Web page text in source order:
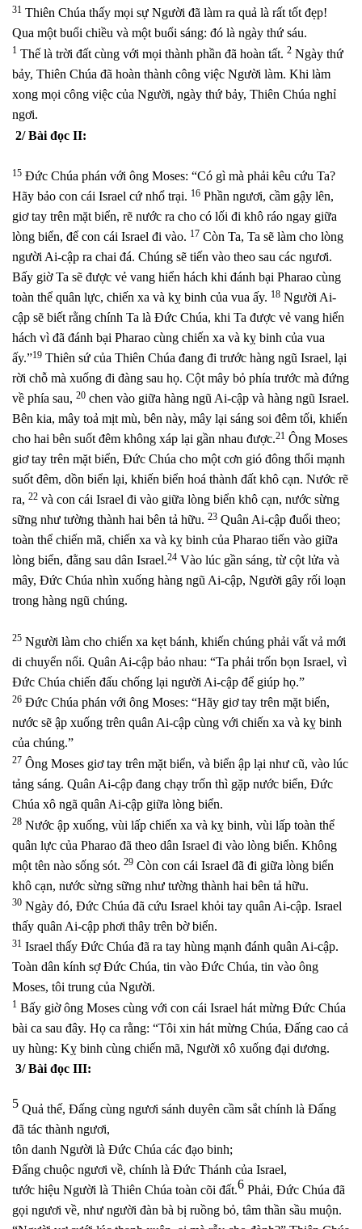
31 Thiên Chúa thấy mọi sự Người đã làm ra quả là rất tốt đẹp!
Qua một buổi chiều và một buổi sáng: đó là ngày thứ sáu.
1 Thế là trời đất cùng với mọi thành phần đã hoàn tất. 2 Ngày thứ
bảy, Thiên Chúa đã hoàn thành công việc Người làm. Khi làm
xong mọi công việc của Người, ngày thứ bảy, Thiên Chúa nghỉ
ngơi.
2/ Bài đọc II:
15 Đức Chúa phán với ông Moses: “Có gì mà phải kêu cứu Ta?
Hãy bảo con cái Israel cứ nhổ trại. 16 Phần ngươi, cầm gậy lên,
giơ tay trên mặt biển, rẽ nước ra cho có lối đi khô ráo ngay giữa
lòng biển, để con cái Israel đi vào. 17 Còn Ta, Ta sẽ làm cho lòng
người Ai-cập ra chai đá. Chúng sẽ tiến vào theo sau các ngươi.
Bấy giờ Ta sẽ được vẻ vang hiển hách khi đánh bại Pharao cùng
toàn thể quân lực, chiến xa và kỵ binh của vua ấy. 18 Người Ai-
cập sẽ biết rằng chính Ta là Đức Chúa, khi Ta được vẻ vang hiển
hách vì đã đánh bại Pharao cùng chiến xa và kỵ binh của vua
ấy.”19 Thiên sứ của Thiên Chúa đang đi trước hàng ngũ Israel, lại
rời chỗ mà xuống đi đàng sau họ. Cột mây bỏ phía trước mà đứng
về phía sau, 20 chen vào giữa hàng ngũ Ai-cập và hàng ngũ Israel.
Bên kia, mây toả mịt mù, bên này, mây lại sáng soi đêm tối, khiến
cho hai bên suốt đêm không xáp lại gần nhau được.21 Ông Moses
giơ tay trên mặt biển, Đức Chúa cho một cơn gió đông thổi mạnh
suốt đêm, dồn biển lại, khiến biển hoá thành đất khô cạn. Nước rẽ
ra, 22 và con cái Israel đi vào giữa lòng biển khô cạn, nước sừng
sững như tường thành hai bên tả hữu. 23 Quân Ai-cập đuổi theo;
toàn thể chiến mã, chiến xa và kỵ binh của Pharao tiến vào giữa
lòng biển, đằng sau dân Israel.24 Vào lúc gần sáng, từ cột lửa và
mây, Đức Chúa nhìn xuống hàng ngũ Ai-cập, Người gây rối loạn
trong hàng ngũ chúng.
25 Người làm cho chiến xa kẹt bánh, khiến chúng phải vất vả mới
di chuyển nổi. Quân Ai-cập bảo nhau: “Ta phải trốn bọn Israel, vì
Đức Chúa chiến đấu chống lại người Ai-cập để giúp họ.”
26 Đức Chúa phán với ông Moses: “Hãy giơ tay trên mặt biển,
nước sẽ ập xuống trên quân Ai-cập cùng với chiến xa và kỵ binh
của chúng.”
27 Ông Moses giơ tay trên mặt biển, và biển ập lại như cũ, vào lúc
tảng sáng. Quân Ai-cập đang chạy trốn thì gặp nước biển, Đức
Chúa xô ngã quân Ai-cập giữa lòng biển.
28 Nước ập xuống, vùi lấp chiến xa và kỵ binh, vùi lấp toàn thể
quân lực của Pharao đã theo dân Israel đi vào lòng biển. Không
một tên nào sống sót. 29 Còn con cái Israel đã đi giữa lòng biển
khô cạn, nước sừng sững như tường thành hai bên tả hữu.
30 Ngày đó, Đức Chúa đã cứu Israel khỏi tay quân Ai-cập. Israel
thấy quân Ai-cập phơi thây trên bờ biển.
31 Israel thấy Đức Chúa đã ra tay hùng mạnh đánh quân Ai-cập.
Toàn dân kính sợ Đức Chúa, tin vào Đức Chúa, tin vào ông
Moses, tôi trung của Người.
1 Bấy giờ ông Moses cùng với con cái Israel hát mừng Đức Chúa
bài ca sau đây. Họ ca rằng: “Tôi xin hát mừng Chúa, Đấng cao cả
uy hùng: Kỵ binh cùng chiến mã, Người xô xuống đại dương.
3/ Bài đọc III:
5 Quả thế, Đấng cùng ngươi sánh duyên cầm sắt chính là Đấng
đã tác thành ngươi,
tôn danh Người là Đức Chúa các đạo binh;
Đấng chuộc ngươi về, chính là Đức Thánh của Israel,
tước hiệu Người là Thiên Chúa toàn cõi đất.6 Phải, Đức Chúa đã
gọi ngươi về, như người đàn bà bị ruồng bỏ, tâm thần sầu muộn.